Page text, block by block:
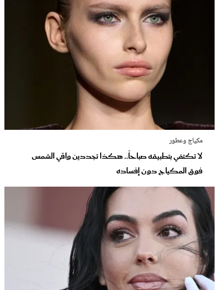
مكياج وعطور
لا تكتفي بتطبيقه صباحاً.. هكذا تجددين واقي الشمس
فوق المكياج دون إفساده